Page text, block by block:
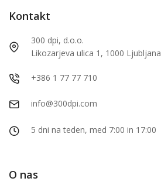
Kontakt
300 dpi, d.o.o.
Likozarjeva ulica 1, 1000 Ljubljana
+386 1 77 77 710
info@300dpi.com
5 dni na teden, med 7:00 in 17:00
O nas